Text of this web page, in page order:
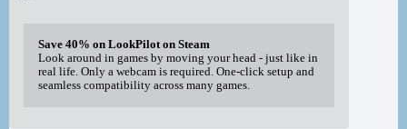
Save 40% on LookPilot on Steam
Look around in games by moving your head - just like in
real life. Only a webcam is required. One-click setup and
seamless compatibility across many games.